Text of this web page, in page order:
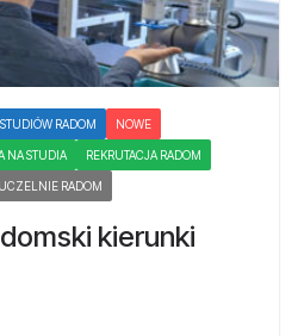
RADOM NOWE
NA STUDIA REKRUTACJA RADOM
UCZELNIE RADOM
kierunki